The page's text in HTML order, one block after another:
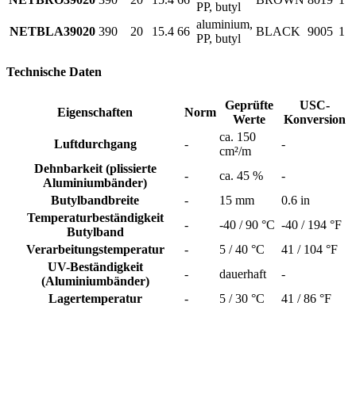
PP, butyl
NETBLA39020 390 20 15.4 66
aluminium,
PP, butyl
BLACK 9005 1
Technische Daten
Eigenschaften Norm
Geprüfte
Werte
USC-
Konversion
Luftdurchgang
-
ca. 150
cm²/m
-
Dehnbarkeit (plissierte
Aluminiumbänder)
- ca. 45 %
-
Butylbandbreite
- 15 mm
0.6 in
Temperaturbeständigkeit
Butylband
- -40 / 90 °C -40 / 194 °F
Verarbeitungstemperatur
- 5 / 40 °C
41 / 104 °F
UV-Beständigkeit
(Aluminiumbänder)
- dauerhaft
-
Lagertemperatur
- 5 / 30 °C 41 / 86 °F